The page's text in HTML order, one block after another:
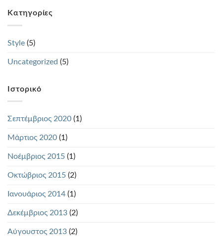
Kατηγορίες
Style (5)
Uncategorized (5)
Ιστορικό
Σεπτέμβριος 2020 (1)
Μάρτιος 2020 (1)
Νοέμβριος 2015 (1)
Οκτώβριος 2015 (2)
Ιανουάριος 2014 (1)
Δεκέμβριος 2013 (2)
Αύγουστος 2013 (2)